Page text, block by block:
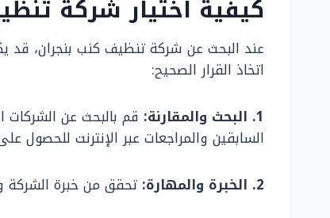
كيفية اختيار شركة
عند البحث عن شركة تنظيف كنب بنجران، قد
اتخاذ القرار الصحيح:
1. البحث والمقارنة:
قم بالبحث عن
السابقين والمراجعات عبر الإنترنت
2. الخبرة والمهارة:
تحقق من خبرة